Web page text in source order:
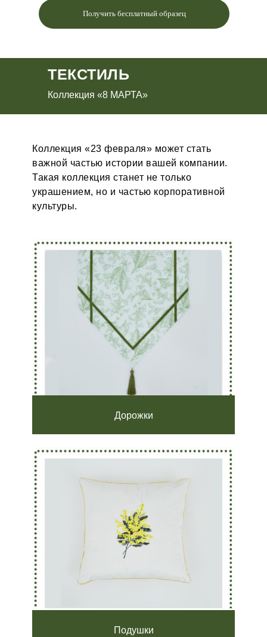
Получить бесплатный образец
Коллекция «23 февраля» может стать
важной частью истории вашей компании.
Такая коллекция станет не только
украшением, но и частью корпоративной
культуры.
ТЕКСТИЛЬ
Коллекция «8 МАРТА»
Дорожки
Подушки